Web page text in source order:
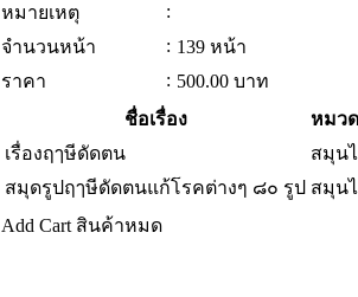
หมายเหตุ
:
จำนวนหน้า
: 139 หน้า
ราคา
: 500.00 บาท
ชื่อเรื่อง
หมว
เรื่องฤๅษีดัดตน
สมุน
สมุดรูปฤๅษีดัดตนแก้โรคต่างๆ ๘๐ รูป สมุน
Add Cart สินค้าหมด